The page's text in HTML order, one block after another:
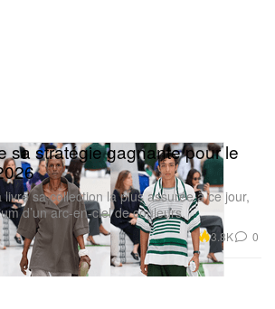
sa stratégie gagnante pour le
sa collection la plus assurée à ce jour,
d’un arc-en-ciel de couleurs.
3.8K 0